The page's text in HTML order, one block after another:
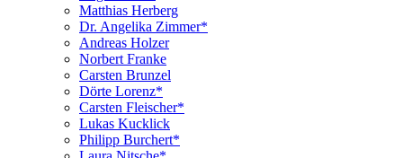
Matthias Herberg
Dr. Angelika Zimmer*
Andreas Holzer
Norbert Franke
Carsten Brunzel
Dörte Lorenz*
Carsten Fleischer*
Lukas Kucklick
Philipp Burchert*